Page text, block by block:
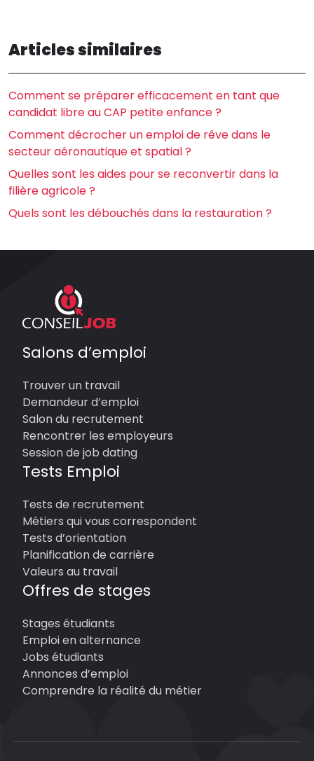
Articles similaires
Comment se préparer efficacement en tant que
candidat libre au CAP petite enfance ?
Comment décrocher un emploi de rêve dans le
secteur aéronautique et spatial ?
Quelles sont les aides pour se reconvertir dans la
filière agricole ?
Quels sont les débouchés dans la restauration ?
Salons d’emploi
Trouver un travail
Demandeur d’emploi
Salon du recrutement
Rencontrer les employeurs
Session de job dating
Tests Emploi
Tests de recrutement
Métiers qui vous correspondent
Tests d’orientation
Planification de carrière
Valeurs au travail
Offres de stages
Stages étudiants
Emploi en alternance
Jobs étudiants
Annonces d’emploi
Comprendre la réalité du métier